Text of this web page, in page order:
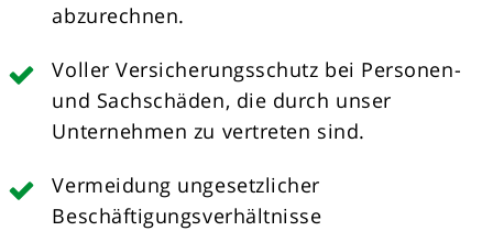
abzurechnen.
Voller Versicherungsschutz bei Personen-
und Sachschäden, die durch unser
Unternehmen zu vertreten sind.
Vermeidung ungesetzlicher
Beschäftigungsverhältnisse